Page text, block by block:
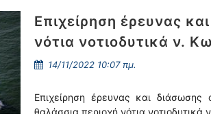
Επιχείρηση έρευνας
νότια νοτιοδυτικά ν. Κω
14/11/2022 10:07 πμ.
Επιχείρηση έρευνας και
θαλάσσια περιοχή νότια